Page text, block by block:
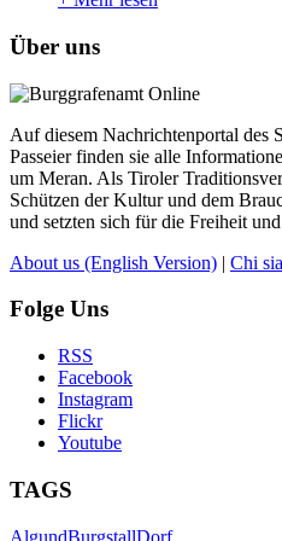
Über uns
Auf diesem Nachrichtenportal des
Passeier finden sie alle
um Meran. Als Tiroler
Schützen der Kultur und dem
und setzten sich für die Freiheit
About us (English Version) | Chi
Folge Uns
RSS
Facebook
Instagram
Flickr
Youtube
TAGS
AlgundBurgstallDorf